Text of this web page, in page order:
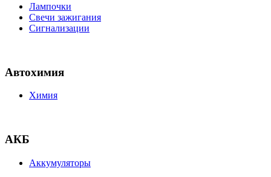
Лампочки
Свечи зажигания
Сигнализации
Автохимия
Химия
АКБ
Аккумуляторы